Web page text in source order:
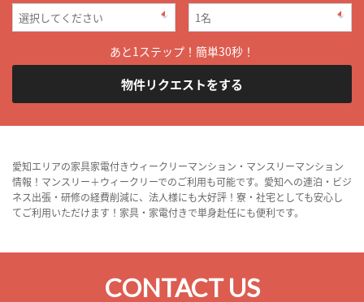
あと1ステップ！簡単30秒！
物件リクエストをする
愛知エリアの家具家電付きウィークリーマンション・マンスリーマンション
情報！マンスリー＋ウィークリーでのご利用も可能です。愛知への連泊・ビジ
ネス出張・研修の経費削減に、法人様にも大好評！寮・社宅としても安心し
てご利用いただけます！家具・家電付きで単身赴任にも便利です。
CONTACT US